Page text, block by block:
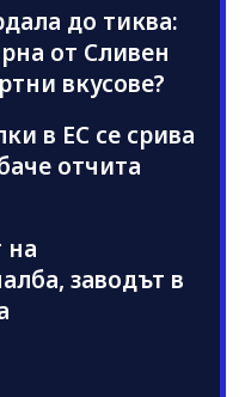
до тиква:
от Сливен
вкусове?
в ЕС се срива
отчита
на
заводът в